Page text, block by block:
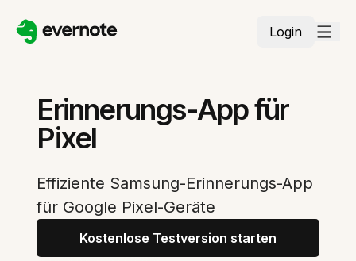
Login
Erinnerungs-App für
Pixel
Effiziente Samsung-Erinnerungs-App
für Google Pixel-Geräte
Kostenlose Testversion starten